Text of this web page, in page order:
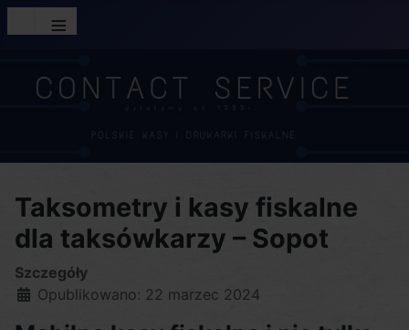
≡
Taksometry i kasy fiskalne
dla taksówkarzy – Sopot
Szczegóły
Opublikowano: 22 marzec 2024